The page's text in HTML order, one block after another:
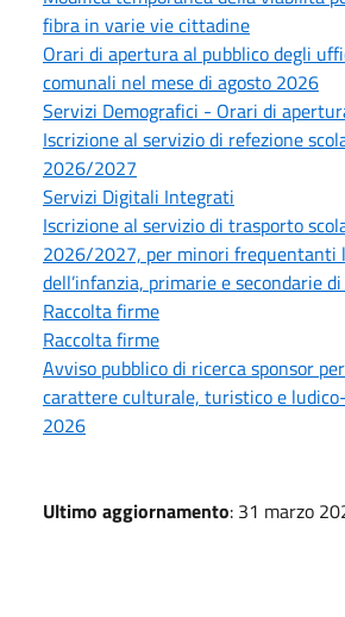
fibra in varie vie cittadine
Orari di apertura al pubblico degli
comunali nel mese di agosto 2026
Servizi Demografici - Orari di
Iscrizione al servizio di refezione
2026/2027
Servizi Digitali Integrati
Iscrizione al servizio di trasporto
2026/2027, per minori frequentanti
dell’infanzia, primarie e secondarie
Raccolta firme
Raccolta firme
Avviso pubblico di ricerca sponsor
carattere culturale, turistico e
2026
Ultimo aggiornamento: 31 marzo